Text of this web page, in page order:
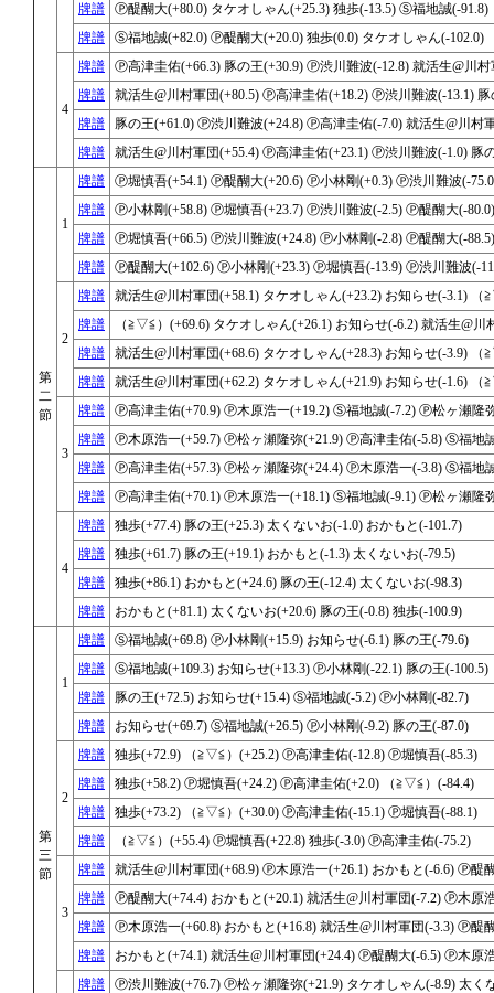
牌譜
Ⓟ醍醐大(+80.0) タケオしゃん(+25.3) 独歩(-13.5) Ⓢ福地誠(-91.8)
牌譜
Ⓢ福地誠(+82.0) Ⓟ醍醐大(+20.0) 独歩(0.0) タケオしゃん(-102.0)
4
牌譜
Ⓟ高津圭佑(+66.3) 豚の王(+30.9) Ⓟ渋川難波(-12.8) 就活生@川村
牌譜
就活生@川村軍団(+80.5) Ⓟ高津圭佑(+18.2) Ⓟ渋川難波(-13.1) 豚
牌譜
豚の王(+61.0) Ⓟ渋川難波(+24.8) Ⓟ高津圭佑(-7.0) 就活生@川村
牌譜
就活生@川村軍団(+55.4) Ⓟ高津圭佑(+23.1) Ⓟ渋川難波(-1.0) 豚
第
二
節
1
牌譜
Ⓟ堀慎吾(+54.1) Ⓟ醍醐大(+20.6) Ⓟ小林剛(+0.3) Ⓟ渋川難波(-
牌譜
Ⓟ小林剛(+58.8) Ⓟ堀慎吾(+23.7) Ⓟ渋川難波(-2.5) Ⓟ醍醐大(-80.0)
牌譜
Ⓟ堀慎吾(+66.5) Ⓟ渋川難波(+24.8) Ⓟ小林剛(-2.8) Ⓟ醍醐大(-88.5)
牌譜
Ⓟ醍醐大(+102.6) Ⓟ小林剛(+23.3) Ⓟ堀慎吾(-13.9) Ⓟ渋川難波(-
2
牌譜
就活生@川村軍団(+58.1) タケオしゃん(+23.2) お知らせ(-3.1) （
牌譜
（≧▽≦）(+69.6) タケオしゃん(+26.1) お知らせ(-6.2) 就活生@川
牌譜
就活生@川村軍団(+68.6) タケオしゃん(+28.3) お知らせ(-3.9) （
牌譜
就活生@川村軍団(+62.2) タケオしゃん(+21.9) お知らせ(-1.6) （
3
牌譜
Ⓟ高津圭佑(+70.9) Ⓟ木原浩一(+19.2) Ⓢ福地誠(-7.2) Ⓟ松ヶ瀬隆
牌譜
Ⓟ木原浩一(+59.7) Ⓟ松ヶ瀬隆弥(+21.9) Ⓟ高津圭佑(-5.8) Ⓢ福地
牌譜
Ⓟ高津圭佑(+57.3) Ⓟ松ヶ瀬隆弥(+24.4) Ⓟ木原浩一(-3.8) Ⓢ福地
牌譜
Ⓟ高津圭佑(+70.1) Ⓟ木原浩一(+18.1) Ⓢ福地誠(-9.1) Ⓟ松ヶ瀬隆
4
牌譜
独歩(+77.4) 豚の王(+25.3) 太くないお(-1.0) おかもと(-101.7)
牌譜
独歩(+61.7) 豚の王(+19.1) おかもと(-1.3) 太くないお(-79.5)
牌譜
独歩(+86.1) おかもと(+24.6) 豚の王(-12.4) 太くないお(-98.3)
牌譜
おかもと(+81.1) 太くないお(+20.6) 豚の王(-0.8) 独歩(-100.9)
第
三
節
1
牌譜
Ⓢ福地誠(+69.8) Ⓟ小林剛(+15.9) お知らせ(-6.1) 豚の王(-79.6)
牌譜
Ⓢ福地誠(+109.3) お知らせ(+13.3) Ⓟ小林剛(-22.1) 豚の王(-100.5)
牌譜
豚の王(+72.5) お知らせ(+15.4) Ⓢ福地誠(-5.2) Ⓟ小林剛(-82.7)
牌譜
お知らせ(+69.7) Ⓢ福地誠(+26.5) Ⓟ小林剛(-9.2) 豚の王(-87.0)
2
牌譜
独歩(+72.9) （≧▽≦）(+25.2) Ⓟ高津圭佑(-12.8) Ⓟ堀慎吾(-85.3)
牌譜
独歩(+58.2) Ⓟ堀慎吾(+24.2) Ⓟ高津圭佑(+2.0) （≧▽≦）(-84.4)
牌譜
独歩(+73.2) （≧▽≦）(+30.0) Ⓟ高津圭佑(-15.1) Ⓟ堀慎吾(-88.1)
牌譜
（≧▽≦）(+55.4) Ⓟ堀慎吾(+22.8) 独歩(-3.0) Ⓟ高津圭佑(-75.2)
3
牌譜
就活生@川村軍団(+68.9) Ⓟ木原浩一(+26.1) おかもと(-6.6) Ⓟ醍
牌譜
Ⓟ醍醐大(+74.4) おかもと(+20.1) 就活生@川村軍団(-7.2) Ⓟ木原
牌譜
Ⓟ木原浩一(+60.8) おかもと(+16.8) 就活生@川村軍団(-3.3) Ⓟ醍
牌譜
おかもと(+74.1) 就活生@川村軍団(+24.4) Ⓟ醍醐大(-6.5) Ⓟ木原
牌譜
Ⓟ渋川難波(+76.7) Ⓟ松ヶ瀬隆弥(+21.9) タケオしゃん(-8.9) 太く